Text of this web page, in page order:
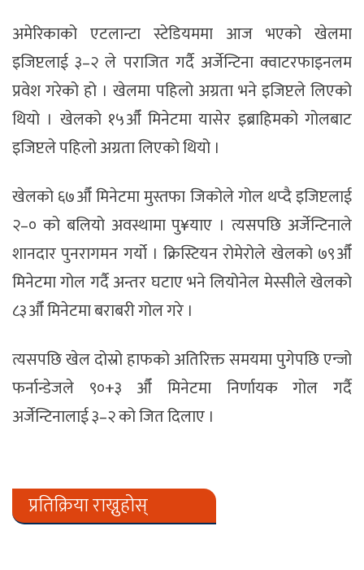
अमेरिकाको एटलान्टा स्टेडियममा आज भएको खेलमा
इजिप्टलाई ३–२ ले पराजित गर्दै अर्जेन्टिना क्वाटरफाइनलम
प्रवेश गरेको हो । खेलमा पहिलो अग्रता भने इजिप्टले लिएको
थियो । खेलको १५औँ मिनेटमा यासेर इब्राहिमको गोलबाट
इजिप्टले पहिलो अग्रता लिएको थियो ।
खेलको ६७औँ मिनेटमा मुस्तफा जिकोले गोल थप्दै इजिप्टलाई
२–० को बलियो अवस्थामा पु¥याए । त्यसपछि अर्जेन्टिनाले
शानदार पुनरागमन गर्यो । क्रिस्टियन रोमेरोले खेलको ७९औँ
मिनेटमा गोल गर्दै अन्तर घटाए भने लियोनेल मेस्सीले खेलको
८३औँ मिनेटमा बराबरी गोल गरे ।
त्यसपछि खेल दोस्रो हाफको अतिरिक्त समयमा पुगेपछि एन्जो
फर्नान्डेजले ९०+३ औँ मिनेटमा निर्णायक गोल गर्दै
अर्जेन्टिनालाई ३–२ को जित दिलाए ।
प्रतिक्रिया राख्नुहोस्